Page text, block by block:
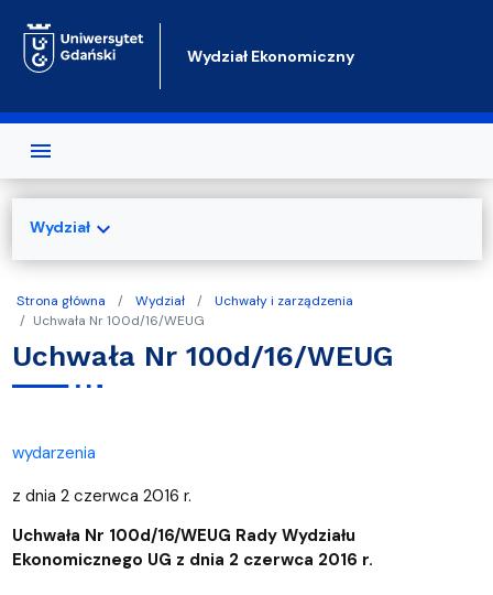
Wydział Ekonomiczny
Strona główna Wydział
Uchwały i zarządzenia
Uchwała Nr 100d/16/WEUG
Uchwała Nr 100d/16/WEUG
wydarzenia
z dnia 2 czerwca 2016 r.
Uchwała Nr 100d/16/WEUG Rady Wydziału
Ekonomicznego UG z dnia 2 czerwca 2016 r.
Wydziałexpand_more